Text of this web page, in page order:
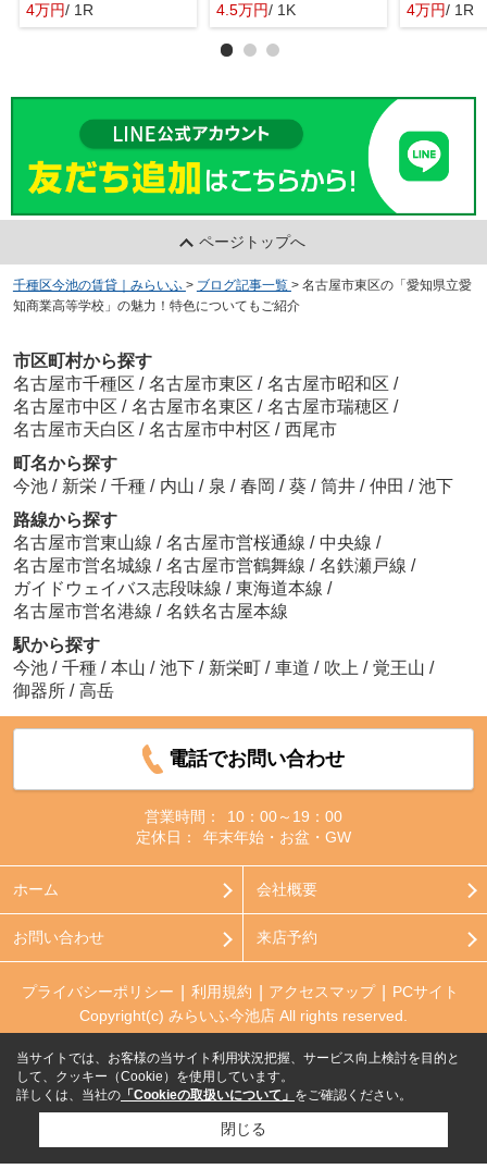
4万円/ 1R
4.5万円/ 1K
4万円/ 1R
ページトップへ
千種区今池の賃貸｜みらいふ > ブログ記事一覧 > 名古屋市東区の「愛知県立愛
知商業高等学校」の魅力！特色についてもご紹介
市区町村から探す
名古屋市千種区 / 名古屋市東区 / 名古屋市昭和区 /
名古屋市中区 / 名古屋市名東区 / 名古屋市瑞穂区 /
名古屋市天白区 / 名古屋市中村区 / 西尾市
町名から探す
今池 / 新栄 / 千種 / 内山 / 泉 / 春岡 / 葵 / 筒井 / 仲田 / 池下
路線から探す
名古屋市営東山線 / 名古屋市営桜通線 / 中央線 /
名古屋市営名城線 / 名古屋市営鶴舞線 / 名鉄瀬戸線 /
ガイドウェイバス志段味線 / 東海道本線 /
名古屋市営名港線 / 名鉄名古屋本線
駅から探す
今池 / 千種 / 本山 / 池下 / 新栄町 / 車道 / 吹上 / 覚王山 /
御器所 / 高岳
電話でお問い合わせ
営業時間：
10：00～19：00
定休日：
年末年始・お盆・GW
ホーム 会社概要
お問い合わせ 来店予約
プライバシーポリシー 利用規約 アクセスマップ
PCサイト
Copyright(c) みらいふ今池店 All rights reserved.
当サイトでは、お客様の当サイト利用状況把握、サービス向上検討を目的と
して、クッキー（Cookie）を使用しています。
詳しくは、当社の 「Cookieの取扱いについて」 をご確認ください。
閉じる